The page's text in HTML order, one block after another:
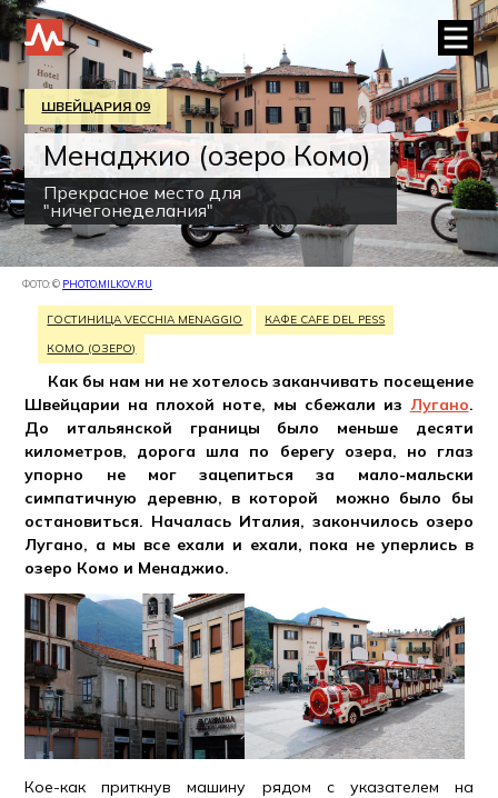
ШВЕЙЦАРИЯ 09
Менаджио (озеро Комо)
Прекрасное место для
"ничегонеделания"
ФОТО: © PHOTO.MILKOV.RU
ГОСТИНИЦА VECCHIA MENAGGIO
КАФЕ CAFE DEL PESS
КОМО (ОЗЕРО)
Как бы нам ни не хотелось заканчивать посещение
Швейцарии на плохой ноте, мы сбежали из Лугано.
До итальянской границы было меньше десяти
километров, дорога шла по берегу озера, но глаз
упорно не мог зацепиться за мало-мальски
симпатичную деревню, в которой можно было бы
остановиться. Началась Италия, закончилось озеро
Лугано, а мы все ехали и ехали, пока не уперлись в
озеро Комо и Менаджио.
Кое-как приткнув машину рядом с указателем на